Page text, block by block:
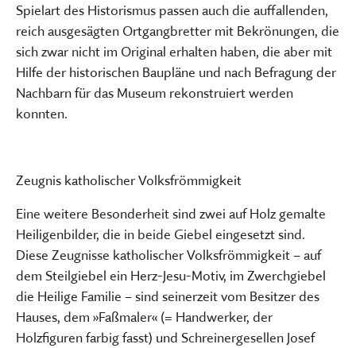
Spielart des Historismus passen auch die auffallenden,
reich ausgesägten Ortgangbretter mit Bekrönungen, die
sich zwar nicht im Original erhalten haben, die aber mit
Hilfe der historischen Baupläne und nach Befragung der
Nachbarn für das Museum rekonstruiert werden
konnten.
Zeugnis katholischer Volksfrömmigkeit
Eine weitere Besonderheit sind zwei auf Holz gemalte
Heiligenbilder, die in beide Giebel eingesetzt sind.
Diese Zeugnisse katholischer Volksfrömmigkeit – auf
dem Steilgiebel ein Herz-Jesu-Motiv, im Zwerchgiebel
die Heilige Familie – sind seinerzeit vom Besitzer des
Hauses, dem »Faßmaler« (= Handwerker, der
Holzfiguren farbig fasst) und Schreinergesellen Josef